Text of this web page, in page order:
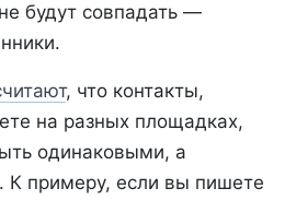
будут совпадать —
, что контакты,
на разных площадках,
одинаковыми, а
К примеру, если вы пишете